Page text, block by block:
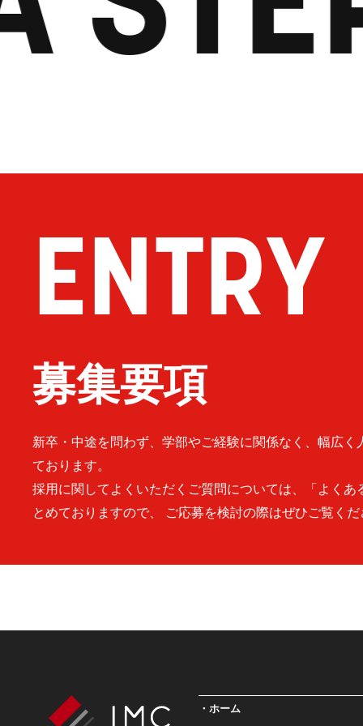
ENTRY
募集要項
新卒・中途を問わず、学部やご経験に関係なく、幅広く
ております。
採用に関してよくいただくご質問については、「よくあ
とめておりますので、 ご応募を検討の際はぜひご覧く
ホーム